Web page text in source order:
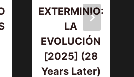
EXTERMINIO:
LA
EVOLUCIÓN
[2025] (28
Years Later)